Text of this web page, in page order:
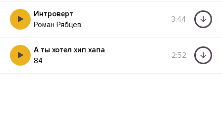
Интроверт
Роман Рябцев
3:44
А ты хотел хип хапа
84
2:52